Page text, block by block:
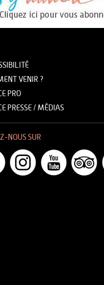
VENIR ?
PRO
PRESSE / MÉDIAS
NOUS SUR